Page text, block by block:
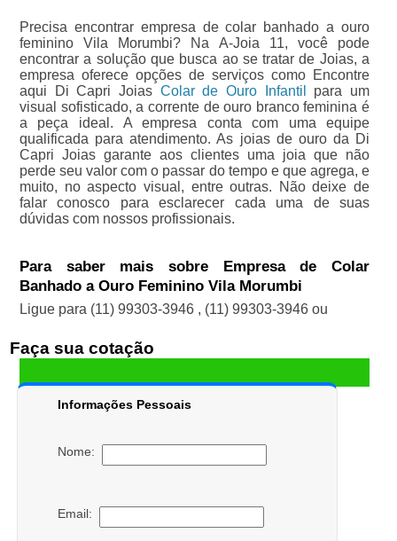
Precisa encontrar empresa de colar banhado a ouro
feminino Vila Morumbi? Na A-Joia 11, você pode
encontrar a solução que busca ao se tratar de Joias, a
empresa oferece opções de serviços como Encontre
aqui Di Capri Joias Colar de Ouro Infantil
para um
visual sofisticado, a corrente de ouro branco feminina é
a peça ideal. A empresa conta com uma equipe
qualificada para atendimento. As joias de ouro da Di
Capri Joias garante aos clientes uma joia que não
perde seu valor com o passar do tempo e que agrega, e
muito, no aspecto visual, entre outras. Não deixe de
falar conosco para esclarecer cada uma de suas
dúvidas com nossos profissionais.
Para saber mais sobre Empresa de Colar
Banhado a Ouro Feminino Vila Morumbi
Ligue para (11) 99303-3946 , (11) 99303-3946 ou
Faça sua cotação
Informações Pessoais
Nome:
Email: